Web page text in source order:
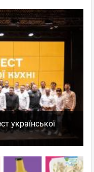
української